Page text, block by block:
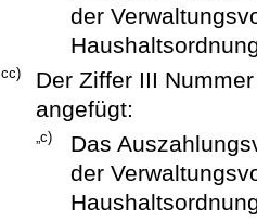
der
cc)
Der Ziffer III
angefügt:
„c)
Das
der